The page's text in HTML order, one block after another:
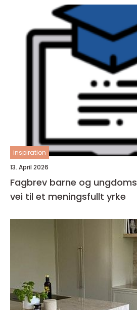
inspiration
13. April 2026
Fagbrev barne og
vei til et meningsfullt yrke